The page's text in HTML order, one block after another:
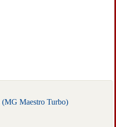
Maestro Turbo)